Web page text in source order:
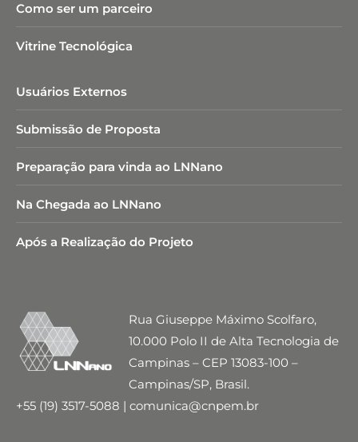
Como ser um parceiro
Vitrine Tecnológica
Usuários Externos
Submissão de Proposta
Preparação para vinda ao LNNano
Na Chegada ao LNNano
Após a Realização do Projeto
Rua Giuseppe Máximo Scolfaro,
10.000 Polo II de Alta Tecnologia de
Campinas – CEP 13083-100 –
Campinas/SP, Brasil.
+55 (19) 3517-5088 | comunica@cnpem.br